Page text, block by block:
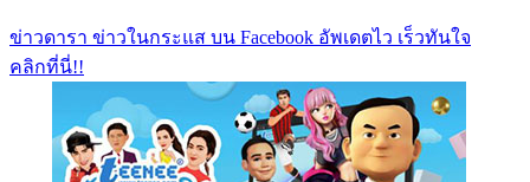
ข่าวดารา ข่าวในกระแส บน Facebook อัพเดตไว เร็วทันใจ
คลิกที่นี่!!